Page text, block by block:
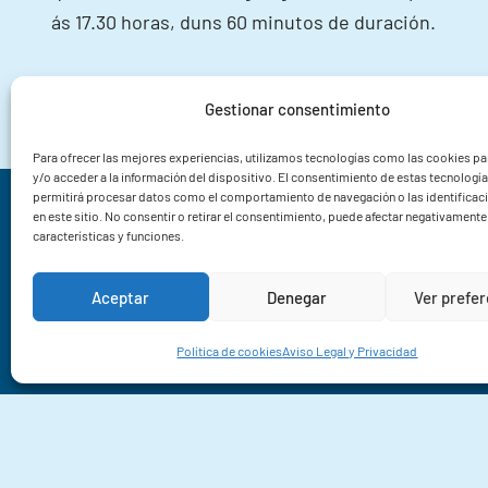
Gestionar consentimiento
Para ofrecer las mejores experiencias, utilizamos tecnologías como las cookies
y/o acceder a la información del dispositivo. El consentimiento de estas
permitirá procesar datos como el comportamiento de navegación o las
en este sitio. No consentir o retirar el consentimiento, puede afectar
características y funciones.
Aceptar Denegar Ver
Política de cookiesAviso Legal y Privacidad
ás 17.30 horas, duns 60 minutos de duración.
Instituto de Investigacións Mariñas CSIC
Rua Eduardo Cabello 6
36208 Vigo
Pontevedra
+34 986 23 19 30